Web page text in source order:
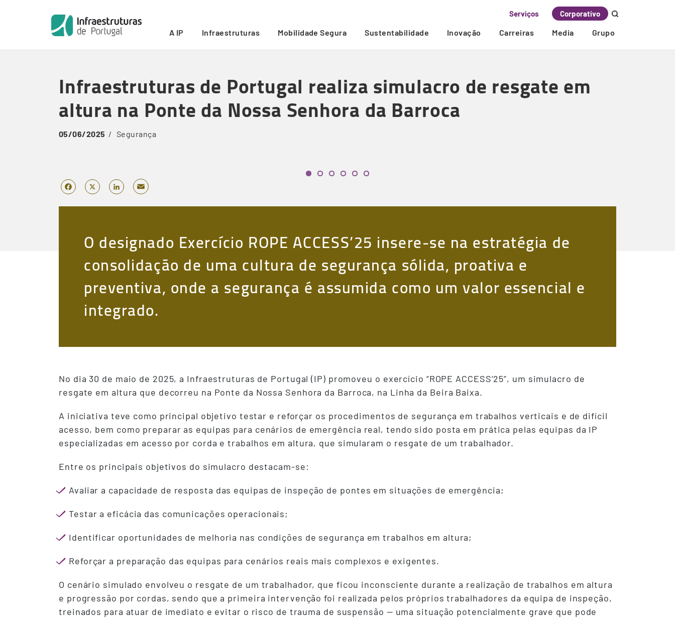
Serviços Corporativo
A IP Infraestruturas Mobilidade Segura Sustentabilidade Inovação Carreiras Media Grupo
Breadcrumb
Infraestruturas de Portugal realiza simulacro de resgate em altura na Ponte da Nossa Senhora da Barroca
Infraestruturas de Portugal realiza simulacro de resgate em
altura na Ponte da Nossa Senhora da Barroca
05/06/2025 Segurança
Facebook
X LinkedIn
O designado Exercício ROPE ACCESS’25 insere-se na estratégia de
consolidação de uma cultura de segurança sólida, proativa e
preventiva, onde a segurança é assumida como um valor essencial e
integrado.
No dia 30 de maio de 2025, a Infraestruturas de Portugal (IP) promoveu o exercício “ROPE ACCESS’25”, um simulacro de
resgate em altura que decorreu na Ponte da Nossa Senhora da Barroca, na Linha da Beira Baixa.
A iniciativa teve como principal objetivo testar e reforçar os procedimentos de segurança em trabalhos verticais e de difícil
acesso, bem como preparar as equipas para cenários de emergência real, tendo sido posta em prática pelas equipas da IP
especializadas em acesso por corda e trabalhos em altura, que simularam o resgate de um trabalhador.
Entre os principais objetivos do simulacro destacam-se:
Avaliar a capacidade de resposta das equipas de inspeção de pontes em situações de emergência;
Testar a eficácia das comunicações operacionais;
Identificar oportunidades de melhoria nas condições de segurança em trabalhos em altura;
Reforçar a preparação das equipas para cenários reais mais complexos e exigentes.
O cenário simulado envolveu o resgate de um trabalhador, que ficou inconsciente durante a realização de trabalhos em altura
e progressão por cordas, sendo que a primeira intervenção foi realizada pelos próprios trabalhadores da equipa de inspeção,
treinados para atuar de imediato e evitar o risco de trauma de suspensão — uma situação potencialmente grave que pode